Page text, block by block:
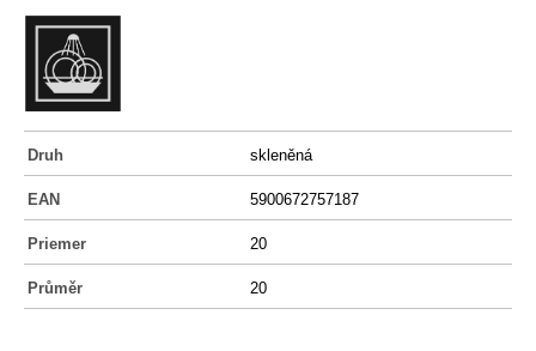
Druh skleněná
EAN 5900672757187
Priemer 20
Průměr 20